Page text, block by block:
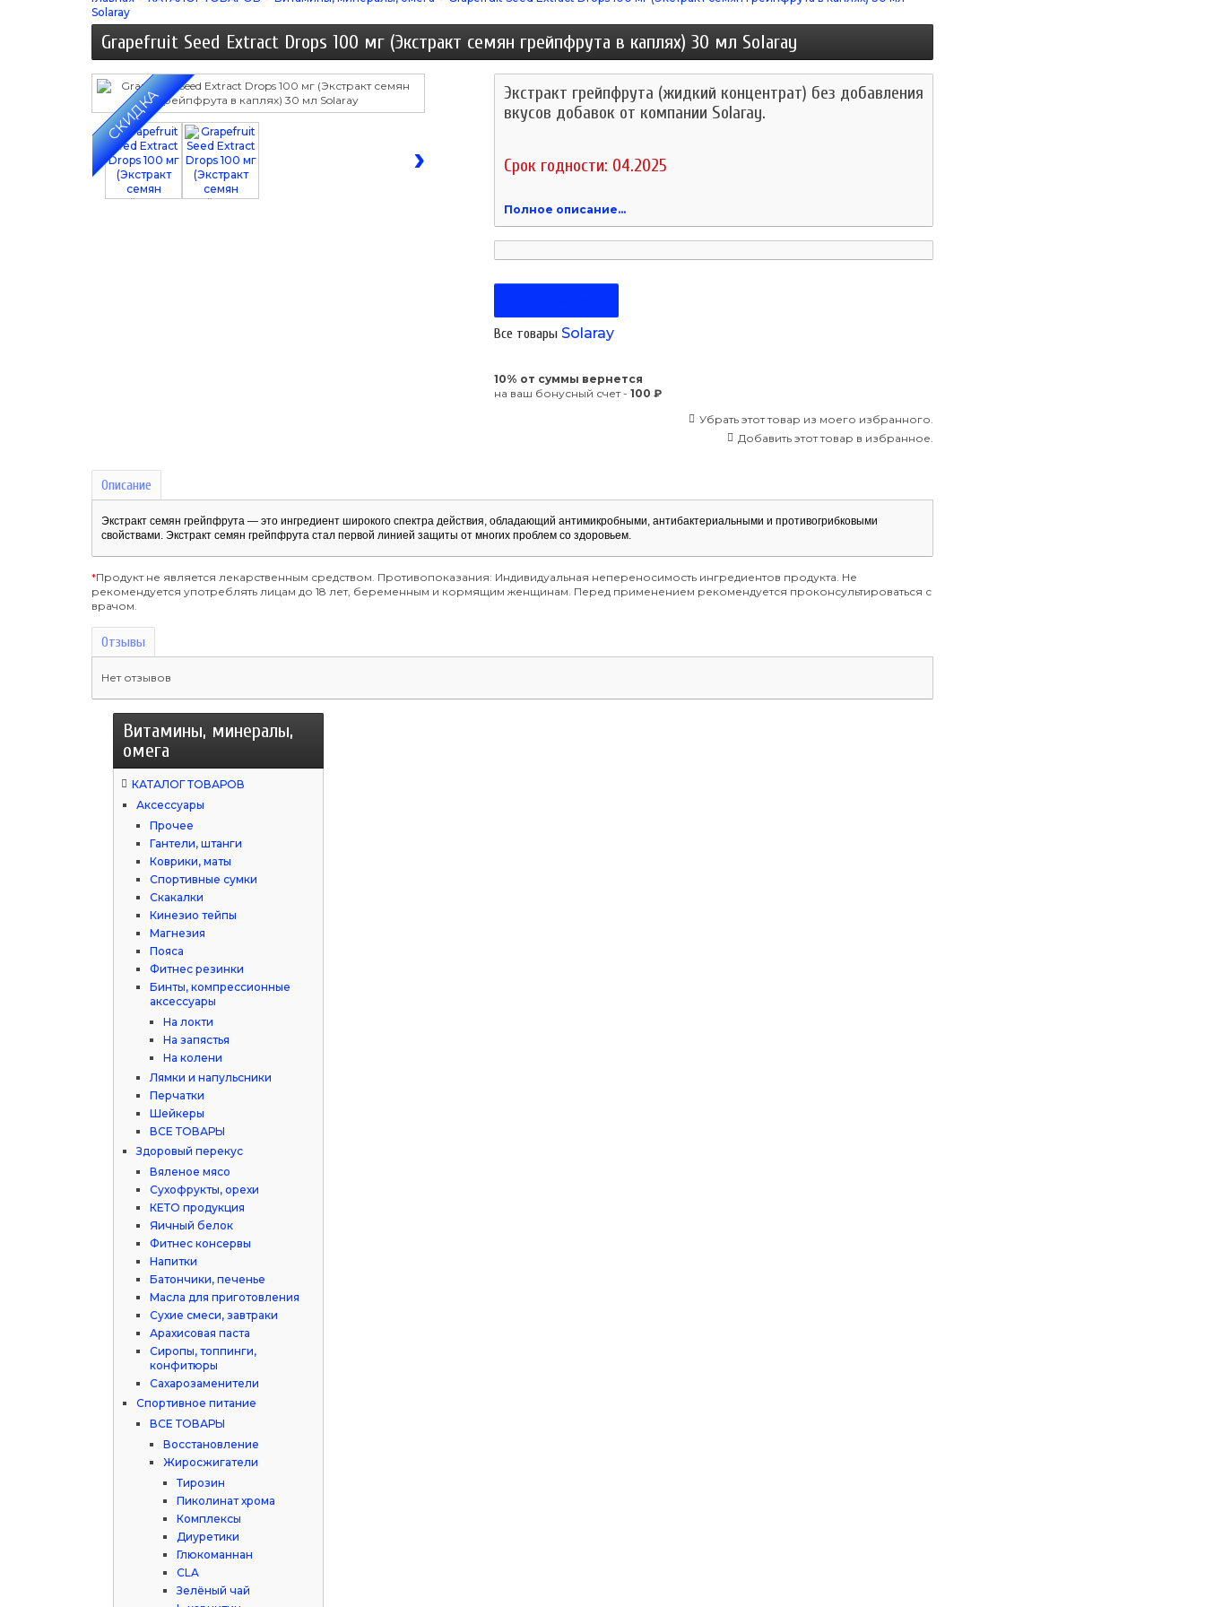
Solaray
Grapefruit Seed Extract Drops 100 мг (Экстракт семян грейпфрута в каплях) 30 мл Solaray
СКИДКА
‹ ›
Экcтракт грейпфрута (жидкий концентрат) без добавления
вкусов добавок от компании Solaray.
Срок годности: 04.2025
Полное описание...
Все товары Solaray
10% от суммы вернется
на ваш бонусный счет - 100 ₽
Убрать этот товар из моего избранного.
Добавить этот товар в избранное.
Описание
Экстракт семян грейпфрута — это ингредиент широкого спектра действия, обладающий антимикробными, антибактериальными и противогрибковыми
свойствами. Экстракт семян грейпфрута стал первой линией защиты от многих проблем со здоровьем.
*Продукт не является лекарственным средством. Противопоказания: Индивидуальная непереносимость ингредиентов продукта. Не
рекомендуется употреблять лицам до 18 лет, беременным и кормящим женщинам. Перед применением рекомендуется проконсультироваться с
врачом.
Отзывы
Нет отзывов
Витамины, минералы,
омега
КАТАЛОГ ТОВАРОВ
Аксессуары
Прочее
Гантели, штанги
Коврики, маты
Спортивные сумки
Скакалки
Кинезио тейпы
Магнезия
Пояса
Фитнес резинки
Бинты, компрессионные
аксессуары
На локти
На запястья
На колени
Лямки и напульсники
Перчатки
Шейкеры
ВСЕ ТОВАРЫ
Здоровый перекус
Вяленое мясо
Сухофрукты, орехи
КЕТО продукция
Яичный белок
Фитнес консервы
Напитки
Батончики, печенье
Масла для приготовления
Сухие смеси, завтраки
Арахисовая паста
Сиропы, топпинги,
конфитюры
Сахарозаменители
Спортивное питание
ВСЕ ТОВАРЫ
Восстановление
Жиросжигатели
Тирозин
Пиколинат хрома
Комплексы
Диуретики
Глюкоманнан
CLA
Зелёный чай